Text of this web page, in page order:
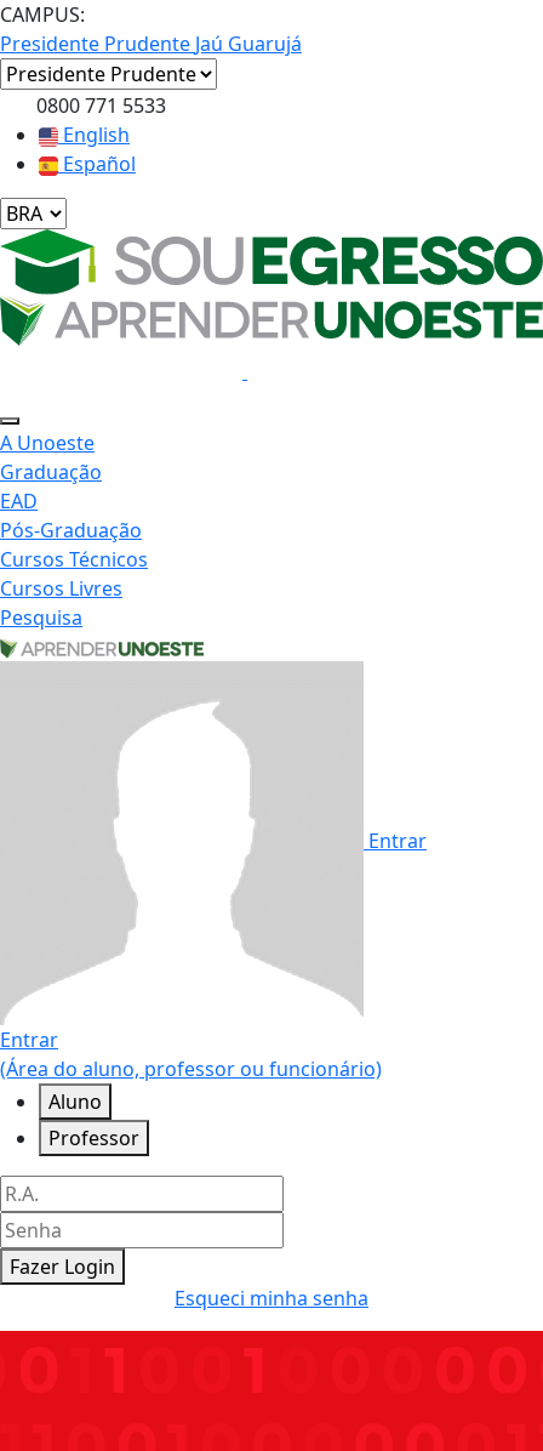
CAMPUS:
Presidente Prudente Jaú Guarujá
0800 771 5533
English
Español
A Unoeste
Graduação
EAD
Pós-Graduação
Cursos Técnicos
Cursos Livres
Pesquisa
Entrar
Entrar
(Área do aluno, professor ou funcionário)
Aluno
Professor
Fazer Login
Esqueci minha senha